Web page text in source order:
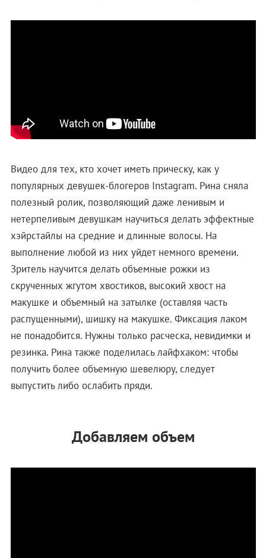
Видео для тех, кто хочет иметь прическу, как у
популярных девушек-блогеров Instagram. Рина сняла
полезный ролик, позволяющий даже ленивым и
нетерпеливым девушкам научиться делать эффектные
хэйрстайлы на средние и длинные волосы. На
выполнение любой из них уйдет немного времени.
Зритель научится делать объемные рожки из
скрученных жгутом хвостиков, высокий хвост на
макушке и объемный на затылке (оставляя часть
распущенными), шишку на макушке. Фиксация лаком
не понадобится. Нужны только расческа, невидимки и
резинка. Рина также поделилась лайфхаком: чтобы
получить более объемную шевелюру, следует
выпустить либо ослабить пряди.
Добавляем объем